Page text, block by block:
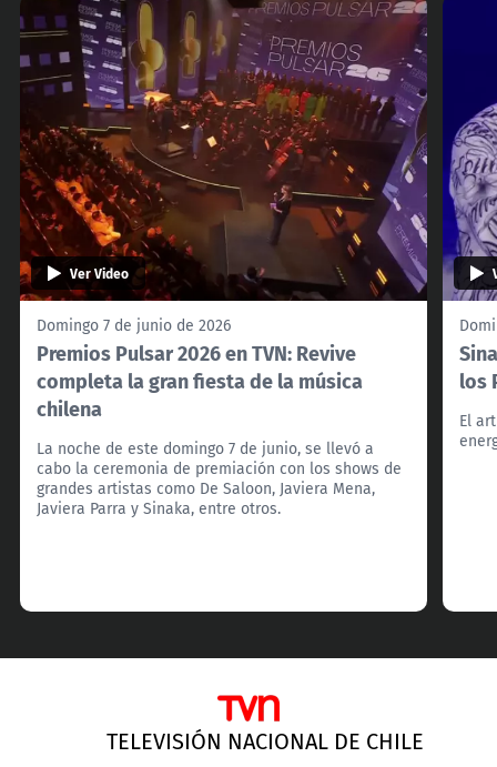
Ver Video
Domingo 7 de junio de 2026
Premios Pulsar 2026 en TVN: Revive
completa la gran fiesta de la música
chilena
La noche de este domingo 7 de junio, se llevó a
cabo la ceremonia de premiación con los shows de
grandes artistas como De Saloon, Javiera Mena,
Javiera Parra y Sinaka, entre otros.
los
El
TELEVISIÓN NACIONAL DE CHILE